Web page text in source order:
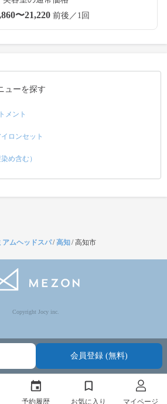
〜21,220前後／1回
ューを探す
メント
ロンセット
め含む）
会員登録 (無料)
アムヘッドスパ/高知/高知市
Copyright Jocy inc.
予約履歴 お気に入り マイページ